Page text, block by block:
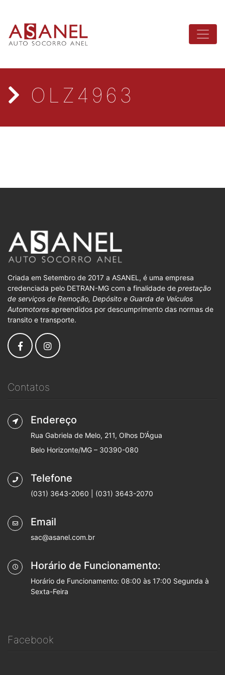
OLZ4963
Criada em Setembro de 2017 a ASANEL, é uma empresa
credenciada pelo DETRAN-MG com a finalidade de prestação
de serviços de Remoção, Depósito e Guarda de Veículos
Automotores apreendidos por descumprimento das normas de
transito e transporte.
Contatos
Endereço
Rua Gabriela de Melo, 211, Olhos D’Água
Belo Horizonte/MG – 30390-080
Telefone
(031) 3643-2060 | (031) 3643-2070
Email
sac@asanel.com.br
Horário de Funcionamento:
Horário de Funcionamento: 08:00 às 17:00 Segunda à
Sexta-Feira
Facebook